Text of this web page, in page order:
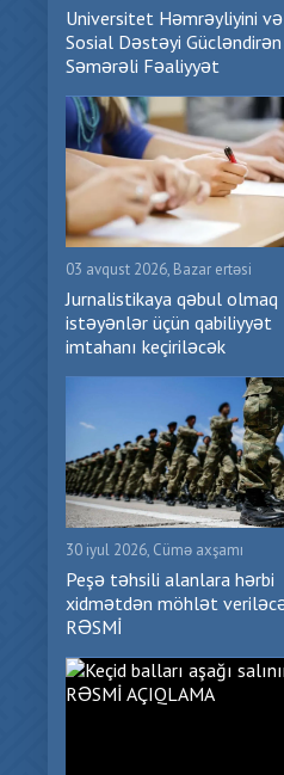
Universitet Həmrəyliyini və
Sosial Dəstəyi Gücləndirən
Səmərəli Fəaliyyət
03 avqust 2026, Bazar ertəsi
Jurnalistikaya qəbul olmaq
istəyənlər üçün qabiliyyət
imtahanı keçiriləcək
30 iyul 2026, Cümə axşamı
Peşə təhsili alanlara hərbi
xidmətdən möhlət
RƏSMİ